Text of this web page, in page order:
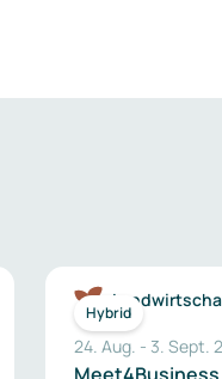
Hybrid
24. Aug. - 3. Sept.